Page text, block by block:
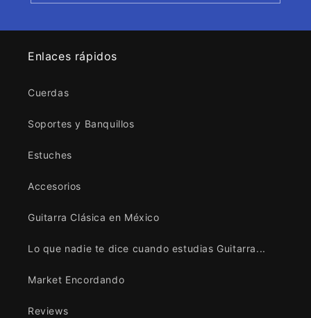
Enlaces rápidos
Cuerdas
Soportes y Banquillos
Estuches
Accesorios
Guitarra Clásica en México
Lo que nadie te dice cuando estudias Guitarra...
Market Encordando
Reviews